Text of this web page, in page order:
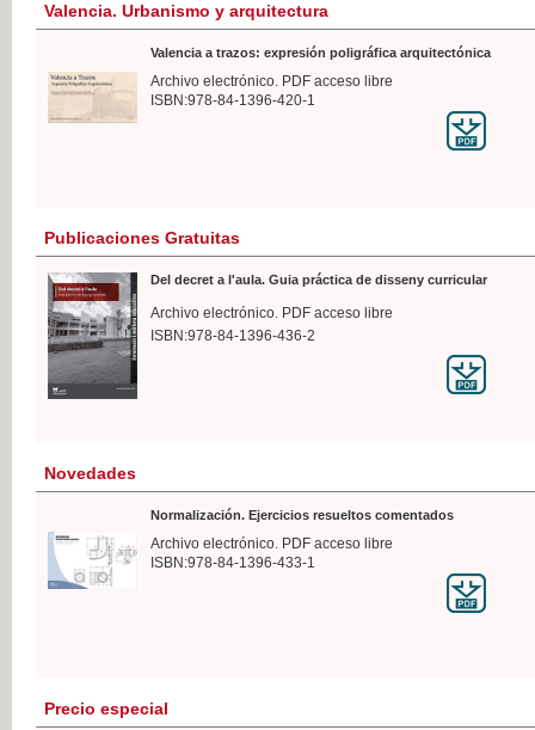
Valencia. Urbanismo y arquitectura
Valencia a trazos: expresión poligráfica arquitectónica
Archivo electrónico. PDF acceso libre
ISBN:978-84-1396-420-1
Publicaciones Gratuitas
Del decret a l'aula. Guia práctica de disseny curricular
Archivo electrónico. PDF acceso libre
ISBN:978-84-1396-436-2
Novedades
Normalización. Ejercicios resueltos comentados
Archivo electrónico. PDF acceso libre
ISBN:978-84-1396-433-1
Precio especial